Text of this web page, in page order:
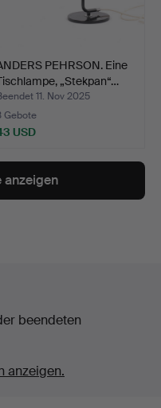
PEHRSON. Eine
„Stekpan“…
11. Nov 2025
Gebote
USD
anzeigen
beendeten
anzeigen.